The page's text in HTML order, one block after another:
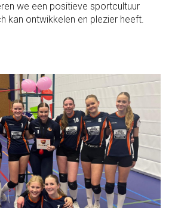
we een positieve sportcultuur
kan ontwikkelen en plezier heeft.